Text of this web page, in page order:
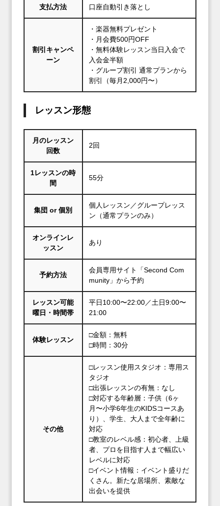
支払方法 口座自動引き落とし
割引キャンペ
ーン
・楽器無料プレゼント
・月会費500円OFF
・無料体験レッスン当日入会で
入会金半額
・グループ割引 通常プランから
割引（毎月2,000円〜）
レッスン形態
月のレッスン
回数
2回
1レッスンの時
間
55分
集団 or 個別
個人レッスン／グループレッス
ン（通常プランのみ）
オンラインレ
ッスン
あり
予約方法
会員専用サイト「Second Com
munity」から予約
レッスン可能
曜日・時間帯
平日10:00〜22:00／土日9:00〜
21:00
体験レッスン
□金額：無料
□時間：30分
その他
□レッスン使用スタジオ：専用ス
タジオ
□出張レッスンの有無：なし
□対応する年齢層：子供（6ヶ
月〜小学6年生のKIDSコースあ
り）、学生、大人まで全年齢に
対応
□教室のレベル感：初心者、上級
者、プロを目指す人まで幅広い
レベルに対応
□イベント情報：イベント盛りだ
くさん。新たな居場所、素敵な
出会いを提供